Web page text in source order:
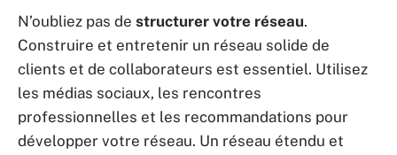
N’oubliez pas de structurer votre réseau.
Construire et entretenir un réseau solide de
clients et de collaborateurs est essentiel. Utilisez
les médias sociaux, les rencontres
professionnelles et les recommandations pour
développer votre réseau. Un réseau étendu et